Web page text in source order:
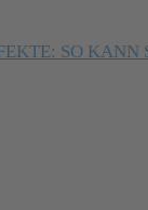
SO KANN